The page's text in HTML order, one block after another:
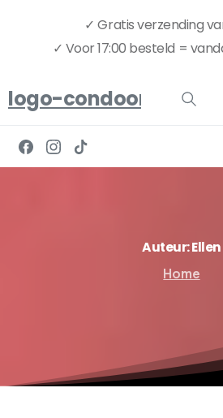
✓ Gratis verzending
✓ Voor 17:00 besteld =
logo-condoom.nu-full
Auteur:Ellen
Home